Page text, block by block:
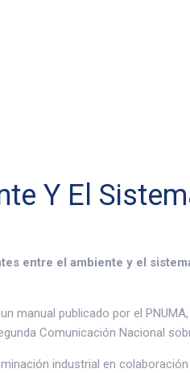
Y El
entre el ambiente y el
manual publicado por el
Comunicación Nacional
industrial en